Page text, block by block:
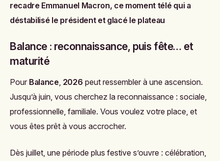
recadre Emmanuel Macron, ce moment télé qui a
déstabilisé le président et glacé le plateau
Balance : reconnaissance, puis fête… et
maturité
Pour Balance, 2026 peut ressembler à une ascension.
Jusqu’à juin, vous cherchez la reconnaissance : sociale,
professionnelle, familiale. Vous voulez votre place, et
vous êtes prêt à vous accrocher.
Dès juillet, une période plus festive s’ouvre : célébration,